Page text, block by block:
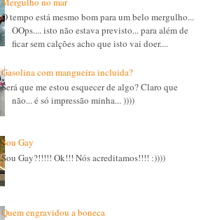
O tempo está mesmo bom para um belo mergulho...
OOps.... isto não estava previsto... para além de
ficar sem calções acho que isto vai doer....
Gasolina com mangueira incluida?
Será que me estou esquecer de algo? Claro que
não... é só impressão minha... ))))
Sou Gay
Sou Gay?!!!!! Ok!!! Nós acreditamos!!!! :))))
Quem engravidou a boneca